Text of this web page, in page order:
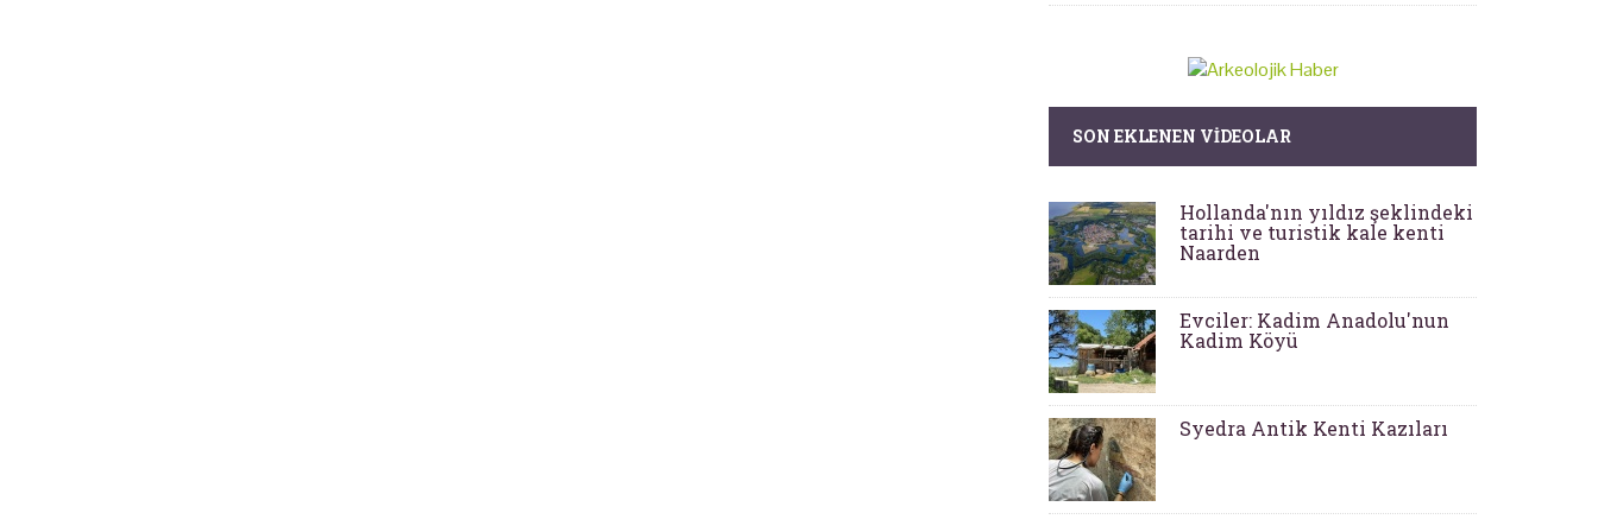
SON EKLENEN VIDEOLAR
Hollanda'nın yıldız şeklindeki
tarihi ve turistik kale kenti
Naarden
Evciler: Kadim Anadolu'nun
Kadim Köyü
Syedra Antik Kenti Kazıları